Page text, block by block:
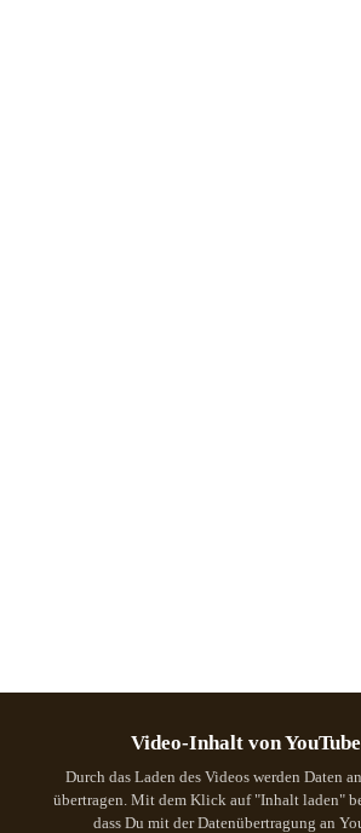
Video-Inhalt von YouTube
Durch das Laden des Videos werden Daten
übertragen. Mit dem Klick auf "Inhalt laden"
dass Du mit der Datenübertragung an